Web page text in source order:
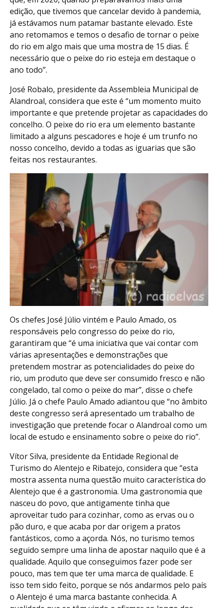
edição, que tivemos que cancelar devido à pandemia,
já estávamos num patamar bastante elevado. Este
ano retomamos e temos o desafio de tornar o peixe
do rio em algo mais que uma mostra de 15 dias. É
necessário que o peixe do rio esteja em destaque o
ano todo”.
José Robalo, presidente da Assembleia Municipal de
Alandroal, considera que este é “um momento muito
importante e que pretende projetar as capacidades do
concelho. O peixe do rio era um elemento bastante
limitado a alguns pescadores e hoje é um trunfo no
nosso concelho, devido a todas as iguarias que são
feitas nos restaurantes.
Os chefes José Júlio vintém e Paulo Amado, os
responsáveis pelo congresso do peixe do rio,
garantiram que “é uma iniciativa que vai contar com
várias apresentações e demonstrações que
pretendem mostrar as potencialidades do peixe do
rio, um produto que deve ser consumido fresco e não
congelado, tal como o peixe do mar”, disse o chefe
Júlio. Já o chefe Paulo Amado adiantou que “no âmbito
deste congresso será apresentado um trabalho de
investigação que pretende focar o Alandroal como um
local de estudo e ensinamento sobre o peixe do rio”.
Vítor Silva, presidente da Entidade Regional de
Turismo do Alentejo e Ribatejo, considera que “esta
mostra assenta numa questão muito característica do
Alentejo que é a gastronomia. Uma gastronomia que
nasceu do povo, que antigamente tinha que
aproveitar tudo para cozinhar, como as ervas ou o
pão duro, e que acaba por dar origem a pratos
fantásticos, como a açorda. Nós, no turismo temos
seguido sempre uma linha de apostar naquilo que é a
qualidade. Aquilo que conseguimos fazer pode ser
pouco, mas tem que ter uma marca de qualidade. E
isso tem sido feito, porque se nós andarmos pelo país
o Alentejo é uma marca bastante conhecida. A